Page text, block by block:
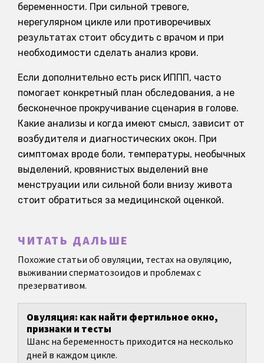
беременности. При сильной тревоге,
нерегулярном цикле или противоречивых
результатах стоит обсудить с врачом и при
необходимости сделать анализ крови.
Если дополнительно есть риск ИППП, часто
помогает конкретный план обследования, а не
бесконечное прокручивание сценария в голове.
Какие анализы и когда имеют смысл, зависит от
возбудителя и диагностических окон. При
симптомах вроде боли, температуры, необычных
выделений, кровянистых выделений вне
менструации или сильной боли внизу живота
стоит обратиться за медицинской оценкой.
ЧИТАТЬ ДАЛЬШЕ
Похожие статьи об овуляции, тестах на овуляцию,
выживании сперматозоидов и проблемах с
презервативом.
Овуляция: как найти фертильное окно,
признаки и тесты
Шанс на беременность приходится на несколько
дней в каждом цикле.